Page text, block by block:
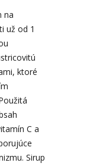
na
už od 1
ktoré
C a
Sirup